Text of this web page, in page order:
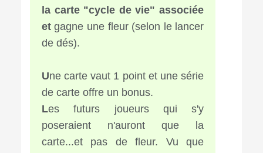
la carte "cycle de vie" associée
etgagne une fleur (selon le lancer
de dés).
Une carte vaut 1 point et une série
de carte offre un bonus.
Les futurs joueurs qui s'y
poseraient n'auront que la
carte...et pas de fleur. Vu que